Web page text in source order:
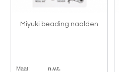
Miyuki beading naalden
Maat:
n.v.t.